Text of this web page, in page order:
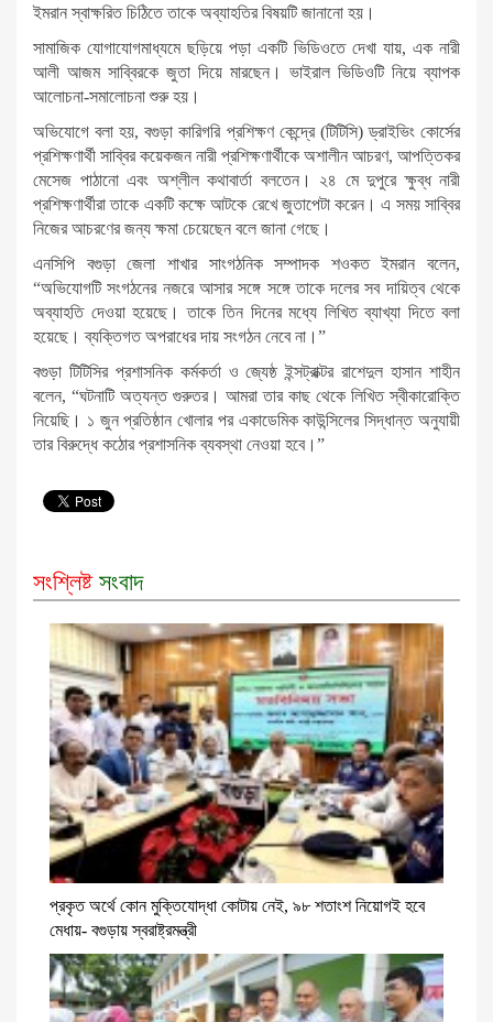
ইমরান স্বাক্ষরিত চিঠিতে তাকে অব্যাহতির বিষয়টি জানানো হয়।
সামাজিক যোগাযোগমাধ্যমে ছড়িয়ে পড়া একটি ভিডিওতে দেখা যায়, এক নারী
আলী আজম সাব্বিরকে জুতা দিয়ে মারছেন। ভাইরাল ভিডিওটি নিয়ে ব্যাপক
আলোচনা-সমালোচনা শুরু হয়।
অভিযোগে বলা হয়, বগুড়া কারিগরি প্রশিক্ষণ কেন্দ্রে (টিটিসি) ড্রাইভিং কোর্সের
প্রশিক্ষণার্থী সাব্বির কয়েকজন নারী প্রশিক্ষণার্থীকে অশালীন আচরণ, আপত্তিকর
মেসেজ পাঠানো এবং অশ্লীল কথাবার্তা বলতেন। ২৪ মে দুপুরে ক্ষুব্ধ নারী
প্রশিক্ষণার্থীরা তাকে একটি কক্ষে আটকে রেখে জুতাপেটা করেন। এ সময় সাব্বির
নিজের আচরণের জন্য ক্ষমা চেয়েছেন বলে জানা গেছে।
এনসিপি বগুড়া জেলা শাখার সাংগঠনিক সম্পাদক শওকত ইমরান বলেন,
“অভিযোগটি সংগঠনের নজরে আসার সঙ্গে সঙ্গে তাকে দলের সব দায়িত্ব থেকে
অব্যাহতি দেওয়া হয়েছে। তাকে তিন দিনের মধ্যে লিখিত ব্যাখ্যা দিতে বলা
হয়েছে। ব্যক্তিগত অপরাধের দায় সংগঠন নেবে না।”
বগুড়া টিটিসির প্রশাসনিক কর্মকর্তা ও জ্যেষ্ঠ ইন্সট্রাক্টর রাশেদুল হাসান শাহীন
বলেন, “ঘটনাটি অত্যন্ত গুরুতর। আমরা তার কাছ থেকে লিখিত স্বীকারোক্তি
নিয়েছি। ১ জুন প্রতিষ্ঠান খোলার পর একাডেমিক কাউন্সিলের সিদ্ধান্ত অনুযায়ী
তার বিরুদ্ধে কঠোর প্রশাসনিক ব্যবস্থা নেওয়া হবে।”
সংশ্লিষ্ট সংবাদ
প্রকৃত অর্থে কোন মুক্তিযোদ্ধা কোটায় নেই, ৯৮ শতাংশ নিয়োগই হবে
মেধায়- বগুড়ায় স্বরাষ্ট্রমন্ত্রী